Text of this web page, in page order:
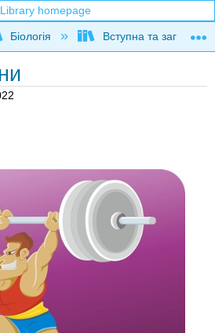
global hierarchy
Біологія Вступна та загальна